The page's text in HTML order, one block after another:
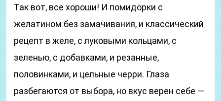
Так вот, все хороши! И помидорки с
желатином без замачивания, и классический
рецепт в желе, с луковыми кольцами, с
зеленью, с добавками, и резанные,
половинками, и цельные черри. Глаза
разбегаются от выбора, но вкус верен себе —